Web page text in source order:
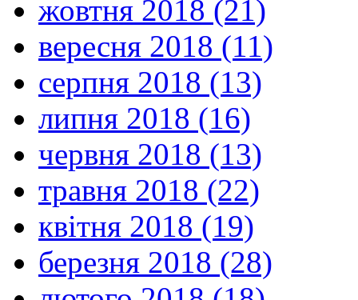
жовтня 2018 (21)
вересня 2018 (11)
серпня 2018 (13)
липня 2018 (16)
червня 2018 (13)
травня 2018 (22)
квітня 2018 (19)
березня 2018 (28)